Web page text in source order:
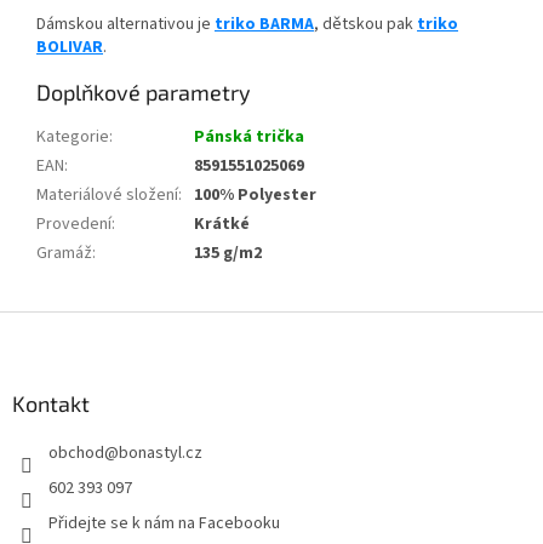
Dámskou alternativou je triko BARMA, dětskou pak triko
BOLIVAR.
Doplňkové parametry
Kategorie:
Pánská trička
EAN:
8591551025069
Materiálové složení: 100% Polyester
Provedení:
Krátké
Gramáž: 135 g/m2
Kontakt
obchod@bonastyl.cz
602 393 097
Přidejte se k nám na Facebooku